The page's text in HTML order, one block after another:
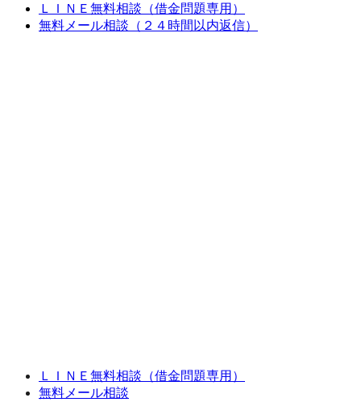
ＬＩＮＥ無料相談（借金問題専用）
無料メール相談（２４時間以内返信）
ＬＩＮＥ無料相談（借金問題専用）
無料メール相談